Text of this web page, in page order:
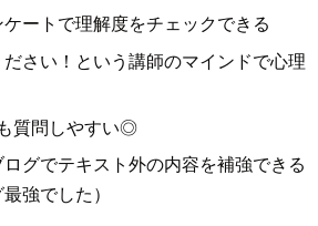
ートで理解度をチェックできる
さい！という講師のマインドで心理
質問しやすい◎
グでテキスト外の内容を補強できる
強でした）